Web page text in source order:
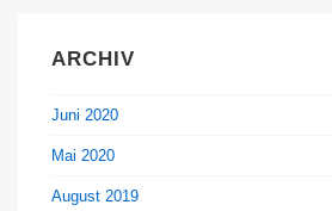
ARCHIV
Juni 2020
Mai 2020
August 2019